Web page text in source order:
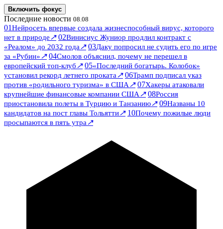
Включить фокус
Последние новости 08.08
01Нейросеть впервые создала жизнеспособный вирус, которого
нет в природе↗ 02Винисиус Жуниор продлил контракт с
«Реалом» до 2032 года↗ 03Даку попросил не судить его по игре
за «Рубин»↗ 04Смолов объяснил, почему не перешел в
европейский топ-клуб↗ 05«Последний богатырь. Колобок»
установил рекорд летнего проката↗ 06Трамп подписал указ
против «родильного туризма» в США↗ 07Хакеры атаковали
крупнейшие финансовые компании США↗ 08Россия
приостановила полеты в Турцию и Танзанию↗ 09Названы 10
кандидатов на пост главы Тольятти↗ 10Почему пожилые люди
просыпаются в пять утра↗